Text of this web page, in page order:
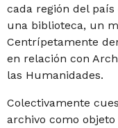
cada región del
una biblioteca, un
Centrípetamente
en relación con
las Humanidades.
Colectivamente
archivo como